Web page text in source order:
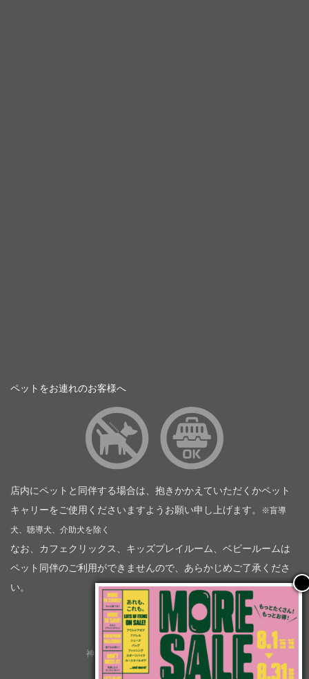
ペットをお連れのお客様へ
店内にペットと同伴する場合は、抱きかかえていただくかペット
キャリーをご使用くださいますようお願い申し上げます。
※盲導
犬、聴導犬、介助犬を除く
なお、カフェクリックス、キッズプレイルーム、ベビールームは
ペット同伴のご利用ができませんので、あらかじめご了承くださ
い。
神奈川トヨタ自動車（企業情報）
トヨタモビリティ神奈川